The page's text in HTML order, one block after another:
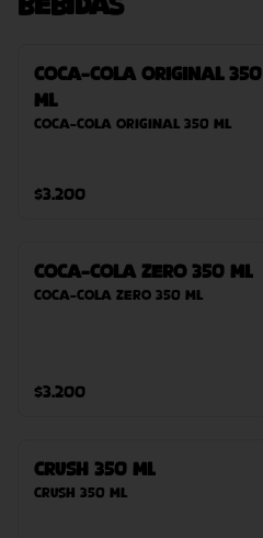
Coca-Cola Original 350
ml
Coca-Cola Original 350 ml
$3.200
Coca-Cola Zero 350 ml
Coca-Cola Zero 350 ml
$3.200
Crush 350 ml
Crush 350 ml